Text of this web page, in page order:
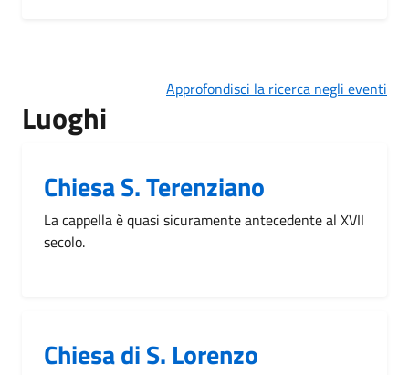
Approfondisci la ricerca negli eventi
Luoghi
Chiesa S. Terenziano
La cappella è quasi sicuramente antecedente al XVII
secolo.
Chiesa di S. Lorenzo